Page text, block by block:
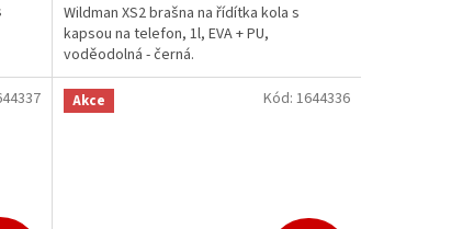
Wildman XS2 brašna na řídítka kola s
kapsou na telefon, 1l, EVA + PU,
voděodolná - černá.
Akce Kód: 1644336